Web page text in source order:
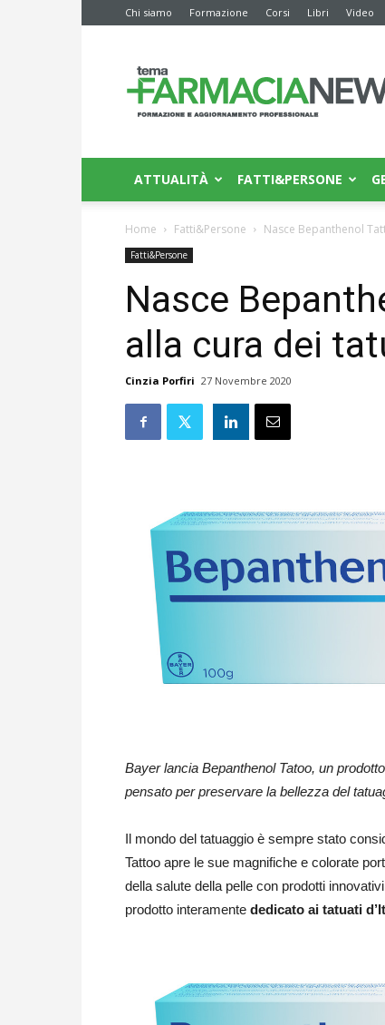
Chi siamo Formazione Corsi Libri Video
News
ATTUALITÀ FATTI&PERSONE
Home Fatti&Persone Nasce Bepanthenol
Fatti&Persone
Nasce
alla cura dei
Cinzia Porfiri 27 Novembre 2020
Bayer lancia Bepanthenol Tatoo, un
pensato per preservare la bellezza del
Il mondo del tatuaggio è sempre stato
Tattoo apre le sue magnifiche e colorate
della salute della pelle con prodotti
prodotto interamente dedicato ai tatuati